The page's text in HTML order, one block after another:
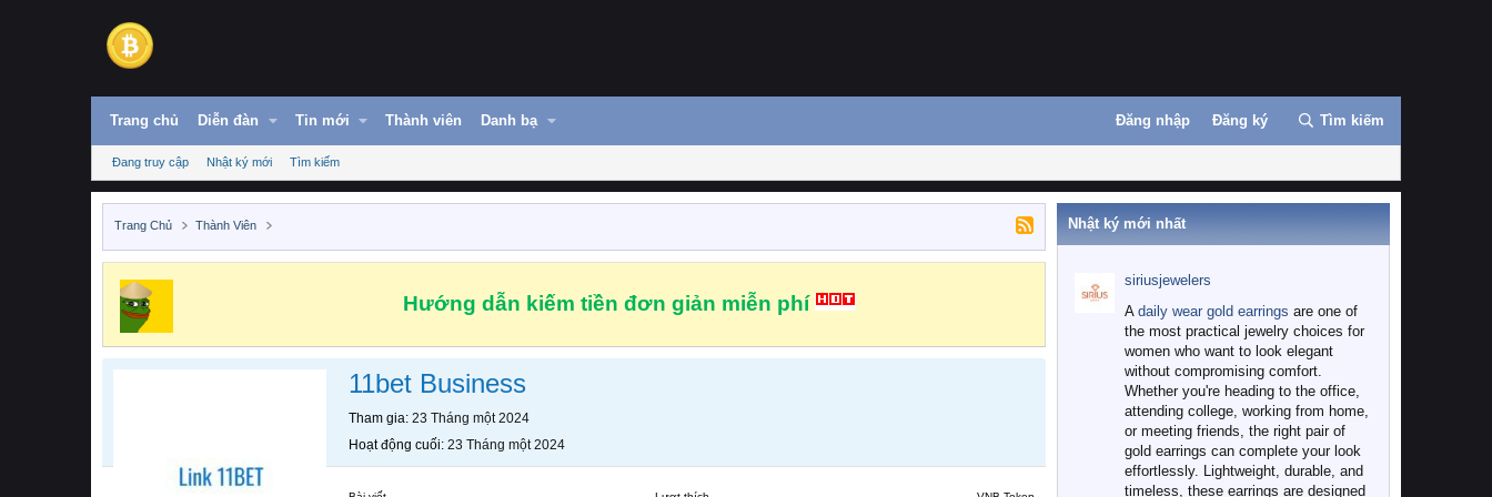
Trang chủ Diễn đàn Tin mới Thành viên Danh bạ Đăng nhập Đăng ký Tìm kiếm
Đang truy cập Nhật ký mới Tìm kiếm
Trang Chủ Thành Viên
Hướng dẫn kiếm tiền đơn giản miễn phí
11bet Business
Tham gia 23 Tháng một 2024
Hoạt động cuối 23 Tháng một 2024
Nhật ký mới nhất
siriusjewelers
A daily wear gold earrings are one of
the most practical jewelry choices for
women who want to look elegant
without compromising comfort.
Whether you're heading to the office,
attending college, working from home,
or meeting friends, the right pair of
gold earrings can complete your look
effortlessly. Lightweight, durable, and
timeless, these earrings are designed